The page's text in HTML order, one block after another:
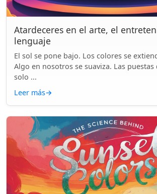
Atardeceres en el arte, el
lenguaje
El sol se pone bajo. Los colores se
Algo en nosotros se suaviza. Las
solo ...
Leer más→